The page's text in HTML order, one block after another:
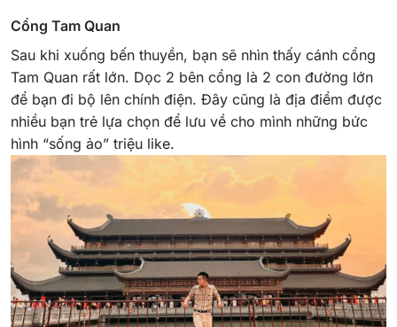
Cổng Tam Quan
Sau khi xuống bến thuyền, bạn sẽ nhìn thấy cánh cổng
Tam Quan rất lớn. Dọc 2 bên cổng là 2 con đường lớn
để bạn đi bộ lên chính điện. Đây cũng là địa điểm được
nhiều bạn trẻ lựa chọn để lưu về cho mình những bức
hình “sống ảo” triệu like.